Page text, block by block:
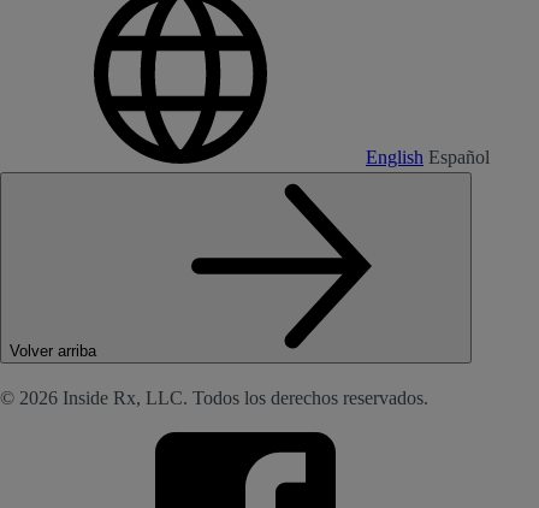
English Español
Volver arriba
© 2026 Inside Rx, LLC. Todos los derechos reservados.